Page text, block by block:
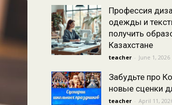
Профессия
одежды и
получить
Казахстане
teacher - June 1, 2026
Забудьте про
новые сценки
teacher - April 11,